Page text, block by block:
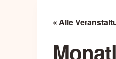
« Alle